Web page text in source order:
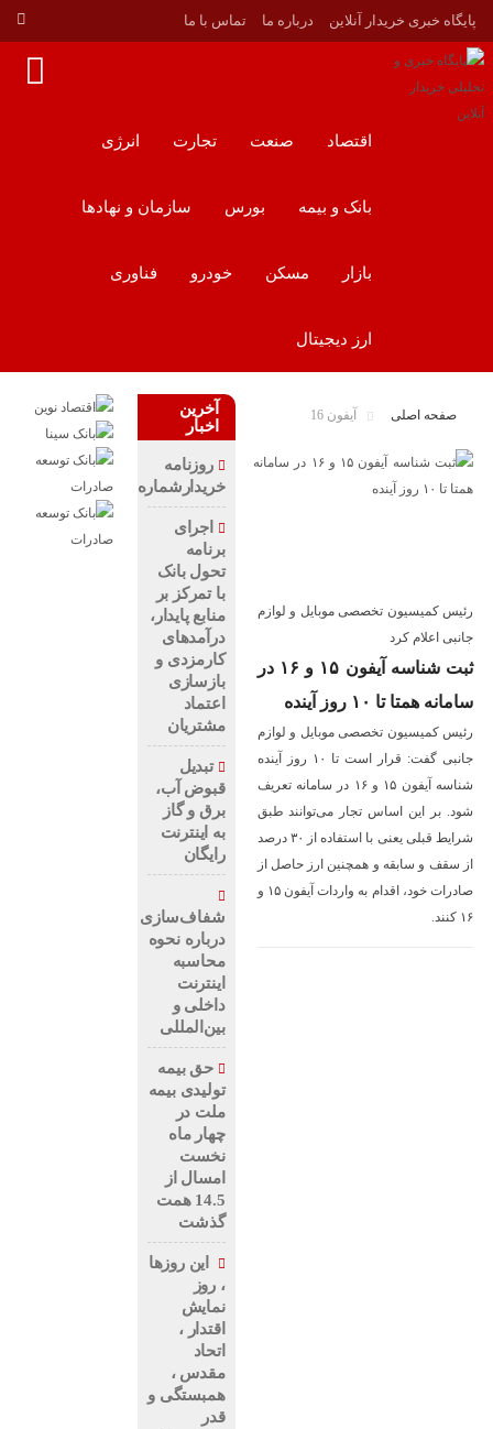
پایگاه خبری خریدار آنلاین درباره ما تماس با ما
اقتصاد صنعت تجارت انرژی
بانک و بیمه بورس سازمان و نهادها
بازار مسکن خودرو فناوری
ارز دیجیتال
صفحه اصلی آیفون 16
رئیس کمیسیون تخصصی موبایل و لوازم
جانبی اعلام کرد
ثبت شناسه آیفون ۱۵ و ۱۶ در
سامانه همتا تا ۱۰ روز آینده
رئیس کمیسیون تخصصی موبایل و لوازم
جانبی گفت: قرار است تا ۱۰ روز آینده
شناسه آیفون ۱۵ و ۱۶ در سامانه تعریف
شود. بر این اساس تجار می‌توانند طبق
شرایط قبلی یعنی با استفاده از ۳۰ درصد
از سقف و سابقه و همچنین ارز حاصل از
صادرات خود، اقدام به واردات آیفون ۱۵ و
۱۶ کنند.
آخرین
اخبار
روزنامه
خریدارشماره2203
اجرای
برنامه
تحول بانک
با تمرکز بر
منابع پایدار،
درآمدهای
کارمزدی و
بازسازی
اعتماد
مشتریان
تبدیل
قبوض آب،
برق و گاز
به اینترنت
رایگان
شفاف‌سازی
درباره نحوه
محاسبه
اینترنت
داخلی و
بین‌المللی
حق بیمه
تولیدی بیمه
ملت در
چهار ماه
نخست
امسال از
14.5 همت
گذشت
این روزها
، روز
نمایش
اقتدار ،
اتحاد
مقدس ،
همبستگی و
قدر